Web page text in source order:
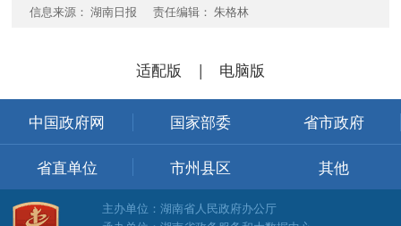
信息来源： 湖南日报 责任编辑： 朱格林
适配版 | 电脑版
中国政府网 国家部委 省市政府
省直单位 市州县区 其他
主办单位：湖南省人民政府办公厅